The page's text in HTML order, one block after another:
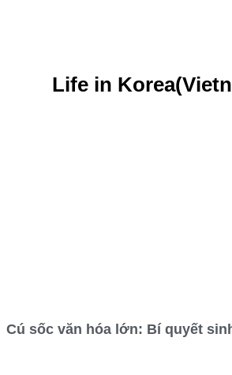
Life in
Cú sốc văn hóa lớn: Bí quyết